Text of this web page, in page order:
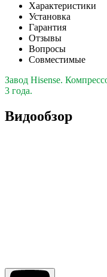
Характеристики
Установка
Гарантия
Отзывы
Вопросы
Совместимые
Завод Hisense.
3 года.
Видообзор